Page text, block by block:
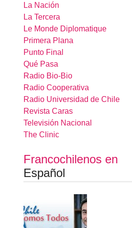
La Nación
La Tercera
Le Monde Diplomatique
Primera Plana
Punto Final
Qué Pasa
Radio Bio-Bio
Radio Cooperativa
Radio Universidad de Chile
Revista Caras
Televisión Nacional
The Clinic
Francochilenos en
Español